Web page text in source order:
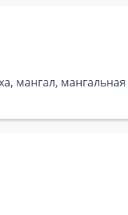
мангал,